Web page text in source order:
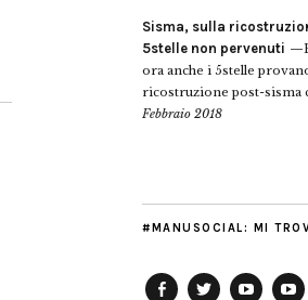
Sisma, sulla
5stelle non pervenuti
ora anche i 5stelle
ricostruzione post-sisma
Febbraio 2018
#MANUSOCIAL: MI